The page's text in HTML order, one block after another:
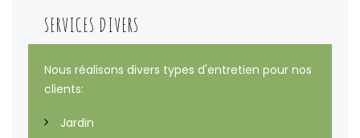
SERVICES DIVERS
Nous réalisons divers types d'entretien pour nos
clients:
Jardin